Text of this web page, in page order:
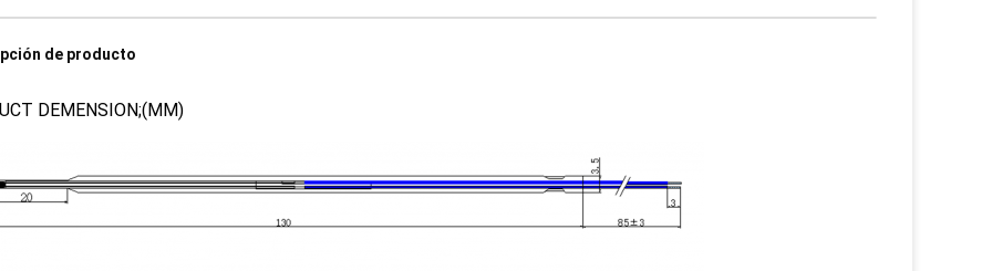
de producto
DEMENSION;(MM)